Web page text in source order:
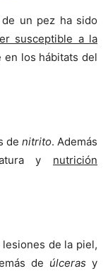
un pez ha sido
susceptible a la
en los hábitats del
de nitrito. Además
y nutrición
lesiones de la piel,
de úlceras y